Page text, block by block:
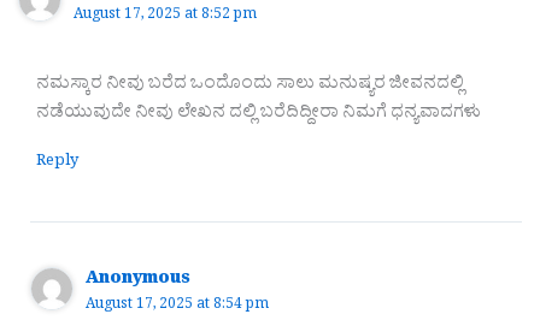
August 17, 2025 at 8:52 pm
ನಮಸ್ಕಾರ ನೀವು ಬರೆದ ಒಂದೊಂದು ಸಾಲು ಮನುಷ್ಯರ ಜೀವನದಲ್ಲಿ
ನಡೆಯುವುದೇ ನೀವು ಲೇಖನ ದಲ್ಲಿ ಬರೆದಿದ್ದೀರಾ ನಿಮಗೆ ಧನ್ಯವಾದಗಳು
Reply
Anonymous
August 17, 2025 at 8:54 pm